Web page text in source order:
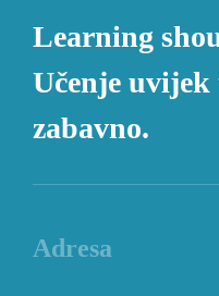
Learning
Učenje
zabavno.
Adresa